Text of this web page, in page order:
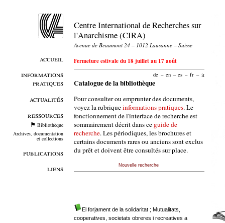
accueil
informations
pratiques
actualités
ressources
Bibliothèque
Archives, documentation
et collections
publications
liens
Centre International de Recherches sur
l'Anarchisme (CIRA)
Avenue de Beaumont 24 – 1012 Lausanne – Suisse
Fermeture estivale du 18 juillet au 17 août
de – en – es – fr – it
Catalogue de la bibliothèque
Pour consulter ou emprunter des documents,
voyez la rubriqueinformations pratiques. Le
fonctionnement de l'interface de recherche est
sommairement décrit dans ce guide de
recherche. Les périodiques, les brochures et
certains documents rares ou anciens sont exclus
du prêt et doivent être consultés sur place.
Nouvelle recherche
El forjament de la solidaritat ; Mutualitats,
cooperatives, societats obreres i recreatives a